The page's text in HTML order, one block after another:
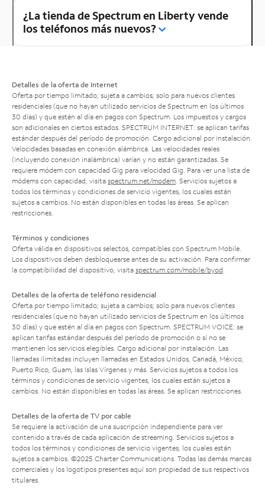
¿La tienda de Spectrum en Liberty vende
los teléfonos más nuevos?
Detalles de la oferta de Internet
Oferta por tiempo limitado; sujeta a cambios; solo para nuevos clientes
residenciales (que no hayan utilizado servicios de Spectrum en los últimos
30 días) y que estén al día en pagos con Spectrum. Los impuestos y cargos
son adicionales en ciertos estados. SPECTRUM INTERNET: se aplican tarifas
estándar después del período de promoción. Cargo adicional por instalación.
Velocidades basadas en conexión alámbrica. Las velocidades reales
(incluyendo conexión inalámbrica) varían y no están garantizadas. Se
requiere módem con capacidad Gig para velocidad Gig. Para ver una lista de
módems con capacidad, visita spectrum.net/modem . Servicios sujetos a
todos los términos y condiciones de servicio vigentes, los cuales están
sujetos a cambios. No están disponibles en todas las áreas. Se aplican
restricciones.
Términos y condiciones
Oferta válida en dispositivos selectos, compatibles con Spectrum Mobile.
Los dispositivos deben desbloquearse antes de su activación. Para confirmar
la compatibilidad del dispositivo, visita spectrum.com/mobile/byod
Detalles de la oferta de teléfono residencial
Oferta por tiempo limitado; sujeta a cambios; solo para nuevos clientes
residenciales (que no hayan utilizado servicios de Spectrum en los últimos
30 días) y que estén al día en pagos con Spectrum. SPECTRUM VOICE: se
aplican tarifas estándar después del período de promoción o si no se
mantienen los servicios elegibles. Cargo adicional por instalación. Las
llamadas ilimitadas incluyen llamadas en Estados Unidos, Canadá, México,
Puerto Rico, Guam, las Islas Vírgenes y más. Servicios sujetos a todos los
términos y condiciones de servicio vigentes, los cuales están sujetos a
cambios. No están disponibles en todas las áreas. Se aplican restricciones.
Detalles de la oferta de TV por cable
Se requiere la activación de una suscripción independiente para ver
contenido a través de cada aplicación de streaming. Servicios sujetos a
todos los términos y condiciones de servicio vigentes, los cuales están
sujetos a cambios. ©2025 Charter Communications. Todas las demás marcas
comerciales y los logotipos presentes aquí son propiedad de sus respectivos
titulares.